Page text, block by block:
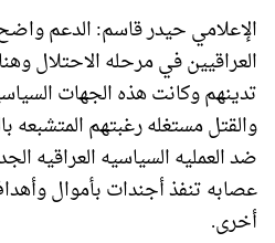
الإعلامي حيدر قاسم: الدعم
العراقيين في مرحله الاحتلال
تدينهم وكانت هذه الجهات
والقتل مستغله رغبتهم
ضد العمليه السياسيه العراقيه
عصابه تنفذ أجندات بأموال
أخرى.